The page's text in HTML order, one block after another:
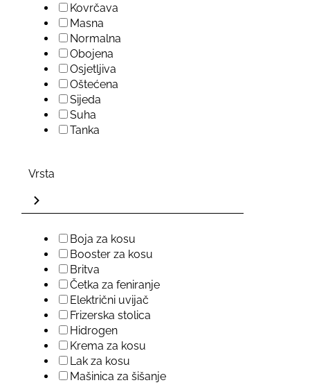
Kovrčava
Masna
Normalna
Obojena
Osjetljiva
Oštećena
Sijeda
Suha
Tanka
Vrsta
Boja za kosu
Booster za kosu
Britva
Četka za feniranje
Električni uvijač
Frizerska stolica
Hidrogen
Krema za kosu
Lak za kosu
Mašinica za šišanje